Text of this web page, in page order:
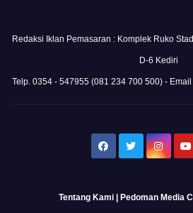
Redaksi Iklan Pemasaran : Komplek Ruko
D-6 Kediri
Telp. 0354 - 547955 (081 234 700 500) -
Tentang Kami| Pedoman Media